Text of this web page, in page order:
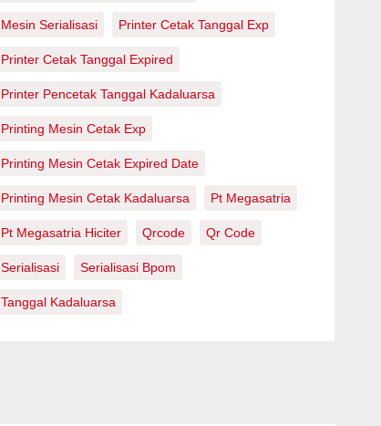
Mesin Serialisasi Printer Cetak Tanggal Exp
Printer Cetak Tanggal Expired
Printer Pencetak Tanggal Kadaluarsa
Printing Mesin Cetak Exp
Printing Mesin Cetak Expired Date
Printing Mesin Cetak Kadaluarsa Pt Megasatria
Pt Megasatria Hiciter Qrcode Qr Code
Serialisasi Serialisasi Bpom
Tanggal Kadaluarsa